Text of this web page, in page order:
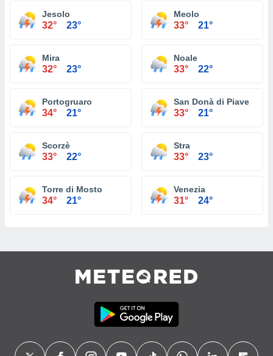
Jesolo
32° 23°
Meolo
33° 21°
Mira
32° 23°
Noale
33° 22°
Portogruaro
34° 21°
San Donà di Piave
33° 21°
Scorzè
33° 22°
Stra
33° 23°
Torre di Mosto
34° 21°
Venezia
31° 24°